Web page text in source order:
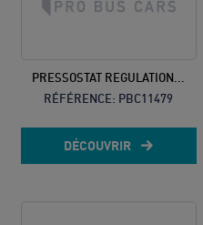
PRESSOSTAT REGULATION...
RÉFÉRENCE: PBC11479
DÉCOUVRIR